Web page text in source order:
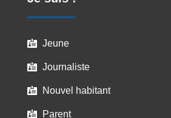
 Jeune
 Journaliste
 Nouvel habitant
 Parent